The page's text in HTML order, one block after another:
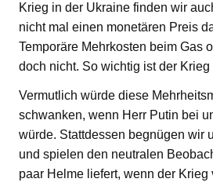
Krieg in der Ukraine finden wir
nicht mal einen monetären Preis
Temporäre Mehrkosten beim Gas
doch nicht. So wichtig ist der
Vermutlich würde diese
schwanken, wenn Herr Putin bei
würde. Stattdessen begnügen wir
und spielen den neutralen
paar Helme liefert, wenn der Krieg